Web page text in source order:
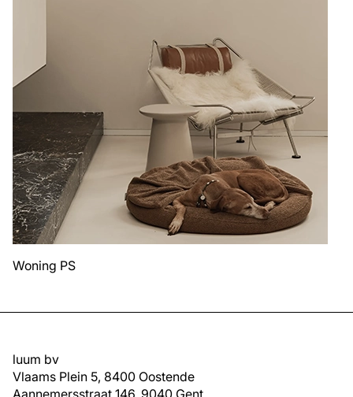
Woning PS
luum bv
Vlaams Plein 5, 8400 Oostende